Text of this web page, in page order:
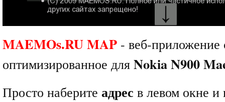
MAEMOs.RU MAP - веб-приложение
оптимизированное для Nokia N900
Просто наберите адрес в левом окне